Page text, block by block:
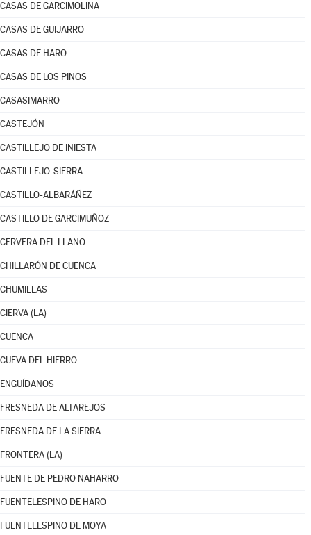
CASAS DE GARCIMOLINA
CASAS DE GUIJARRO
CASAS DE HARO
CASAS DE LOS PINOS
CASASIMARRO
CASTEJÓN
CASTILLEJO DE INIESTA
CASTILLEJO-SIERRA
CASTILLO-ALBARÁÑEZ
CASTILLO DE GARCIMUÑOZ
CERVERA DEL LLANO
CHILLARÓN DE CUENCA
CHUMILLAS
CIERVA (LA)
CUENCA
CUEVA DEL HIERRO
ENGUÍDANOS
FRESNEDA DE ALTAREJOS
FRESNEDA DE LA SIERRA
FRONTERA (LA)
FUENTE DE PEDRO NAHARRO
FUENTELESPINO DE HARO
FUENTELESPINO DE MOYA